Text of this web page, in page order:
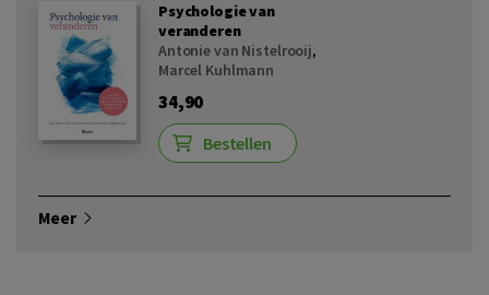
Psychologie van
veranderen
Antonie van Nistelrooij,
Marcel Kuhlmann
34,90
Bestellen
Meer